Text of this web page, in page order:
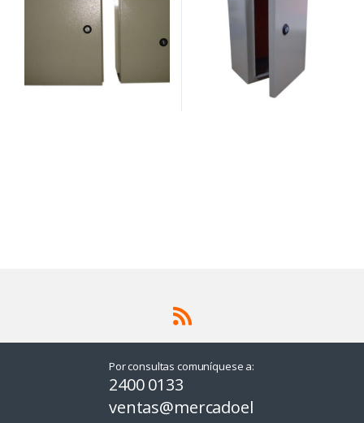
Por consultas comuníquese a:
2400 0133
ventas@mercadoel